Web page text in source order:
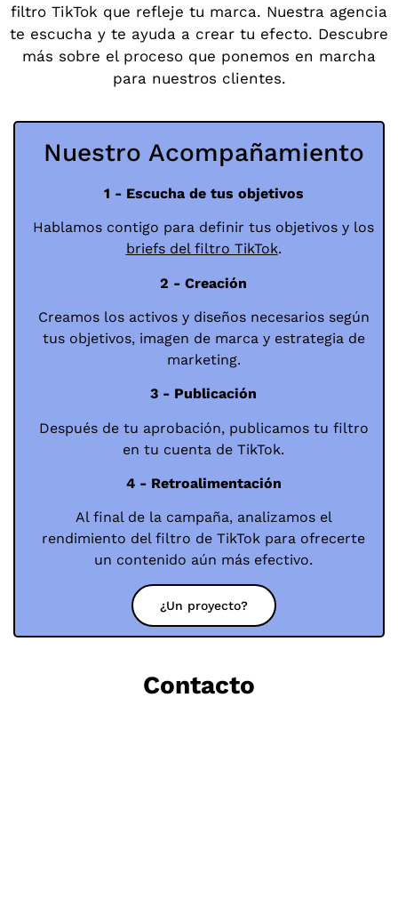
filtro TikTok que refleje tu marca. Nuestra agencia
te escucha y te ayuda a crear tu efecto. Descubre
más sobre el proceso que ponemos en marcha
para nuestros clientes.
Nuestro Acompañamiento
1 - Escucha de tus objetivos
Hablamos contigo para definir tus objetivos y los
briefs del filtro TikTok.
2 - Creación
Creamos los activos y diseños necesarios según
tus objetivos, imagen de marca y estrategia de
marketing.
3 - Publicación
Después de tu aprobación, publicamos tu filtro
en tu cuenta de TikTok.
4 - Retroalimentación
Al final de la campaña, analizamos el
rendimiento del filtro de TikTok para ofrecerte
un contenido aún más efectivo.
¿Un proyecto?
Contacto